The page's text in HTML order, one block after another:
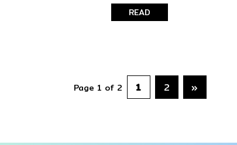
READ
Page 1 of 2 1 2 »